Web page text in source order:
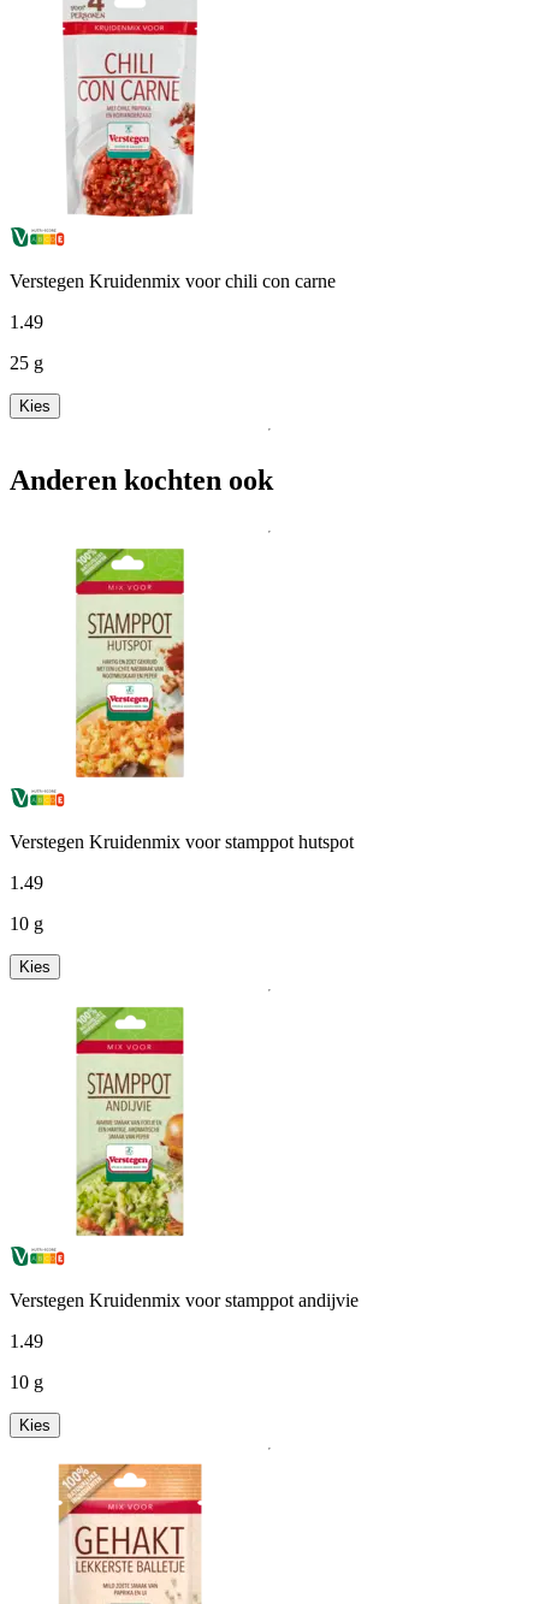
Verstegen Kruidenmix voor chili con carne
1 .49
25 g
Kies
Anderen kochten ook
Verstegen Kruidenmix voor stamppot hutspot
1 .49
10 g
Kies
Verstegen Kruidenmix voor stamppot andijvie
1 .49
10 g
Kies